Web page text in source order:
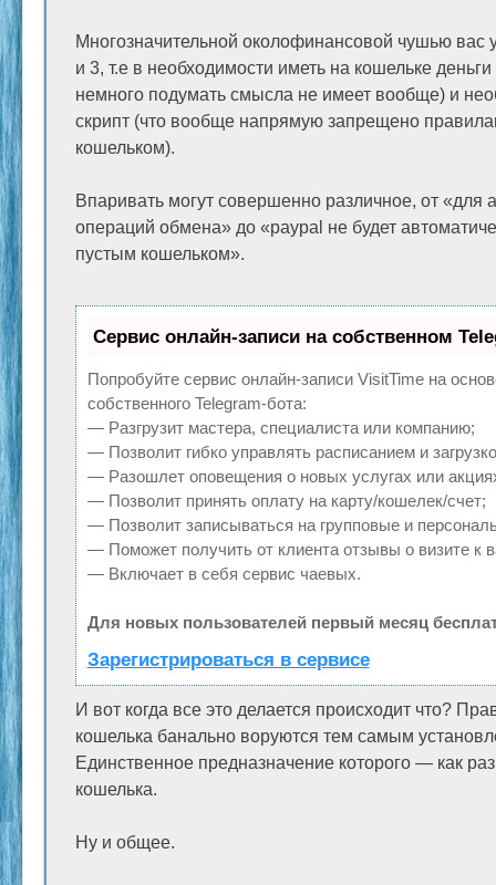
Многозначительной околофинансовой чушью вас
и 3, т.е в необходимости иметь на кошельке деньги
немного подумать смысла не имеет вообще) и
скрипт (что вообще напрямую запрещено
кошельком).
Впаривать могут совершенно различное, от «для
операций обмена» до «paypal не будет
пустым кошельком».
Сервис онлайн-записи на собственном
Попробуйте сервис онлайн-записи VisitTime на
собственного Telegram-бота:
— Разгрузит мастера, специалиста или компанию;
— Позволит гибко управлять расписанием и
— Разошлет оповещения о новых услугах или
— Позволит принять оплату на карту/кошелек/счет;
— Позволит записываться на групповые и
— Поможет получить от клиента отзывы о визите к
— Включает в себя сервис чаевых.
Для новых пользователей первый месяц
Зарегистрироваться в сервисе
И вот когда все это делается происходит что?
кошелька банально воруются тем самым
Единственное предназначение которого — как
кошелька.
Ну и общее.